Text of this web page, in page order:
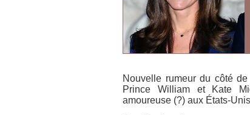
Nouvelle rumeur du côté
Prince William et Kate
amoureuse (?) aux États-